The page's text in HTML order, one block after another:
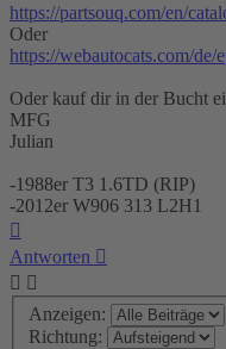
https://partsouq.com/en/
Oder
https://webautocats.com/de/
Oder kauf dir in der Bucht
MFG
Julian
-1988er T3 1.6TD (RIP)
-2012er W906 313 L2H1
Antworten
Anzeigen:
Richtung: